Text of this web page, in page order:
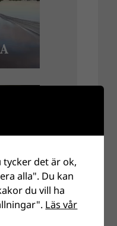
tycker det är ok,
alla". Du kan
du vill ha
Läs vår